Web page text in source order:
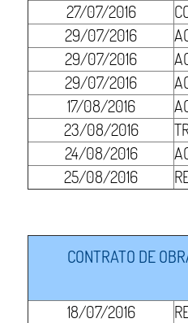
27/07/2016
29/07/2016
29/07/2016
29/07/2016
17/08/2016
23/08/2016
24/08/2016
25/08/2016
CONTRATO DE
18/07/2016